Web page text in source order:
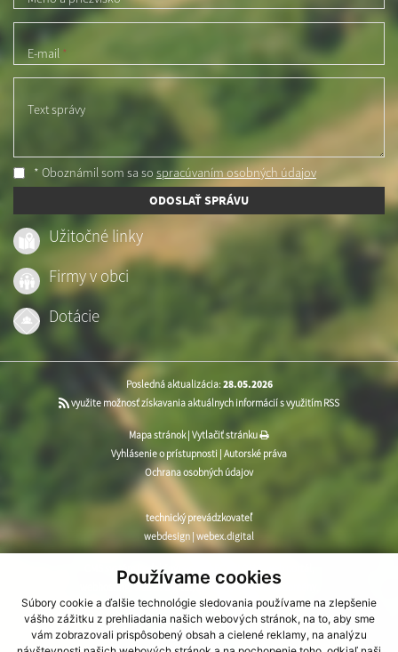
Používame cookies
Súbory cookie a ďalšie technológie sledovania používame na zlepšenie
vášho zážitku z prehliadania našich webových stránok, na to, aby sme
vám zobrazovali prispôsobený obsah a cielené reklamy, na analýzu
E-mail *
Text správy
* Oboznámil som sa so spracúvaním osobných údajov
ODOSLAŤ SPRÁVU
Užitočné linky
Firmy v obci
Dotácie
Posledná aktualizácia: 28.05.2026
využite možnosť získavania aktuálnych informácií s využitím RSS
Mapa stránok| Vytlačiť stránku
Vyhlásenie o prístupnosti Autorské práva
Ochrana osobných údajov
technický prevádzkovateľ
webdesign webex.digital
CMS systém (redakčný) systém ECHELON 2
webhosting
,webex.digital, domény, registrácia domény
spoločnosť webex.digital